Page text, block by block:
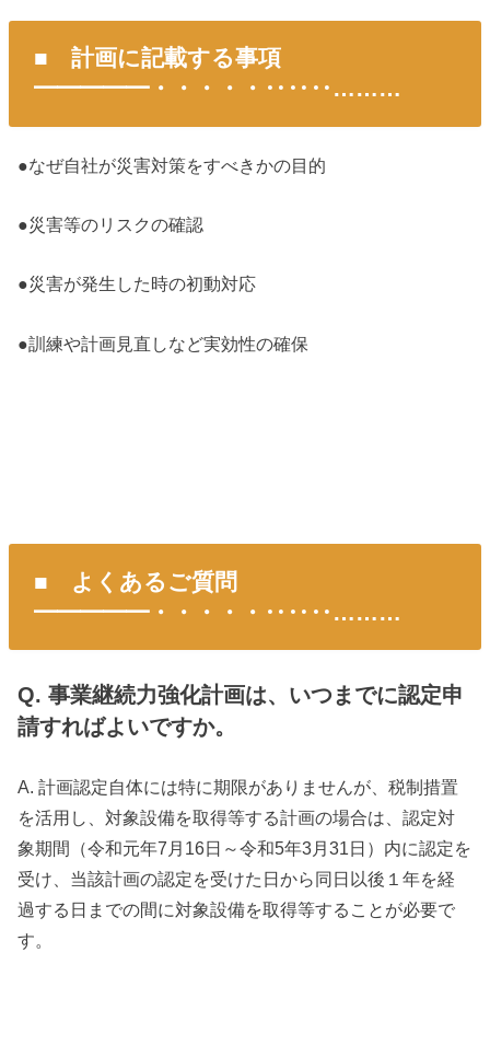
■ 計画に記載する事項
━━━━━・・・・・‥‥‥………
●なぜ自社が災害対策をすべきかの目的
●災害等のリスクの確認
●災害が発生した時の初動対応
●訓練や計画見直しなど実効性の確保
■ よくあるご質問
━━━━━・・・・・‥‥‥………
Q. 事業継続力強化計画は、いつまでに認定申
請すればよいですか。
A. 計画認定自体には特に期限がありませんが、税制措置
を活用し、対象設備を取得等する計画の場合は、認定対
象期間（令和元年7月16日～令和5年3月31日）内に認定を
受け、当該計画の認定を受けた日から同日以後１年を経
過する日までの間に対象設備を取得等することが必要で
す。